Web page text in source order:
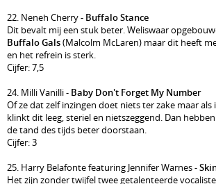
22. Neneh Cherry - Buffalo Stance
Dit bevalt mij een stuk beter. Weliswaar
Buffalo Gals(Malcolm McLaren) maar dit heeft
en het refrein is sterk.
Cijfer: 7,5
24. Milli Vanilli - Baby Don't Forget My Number
Of ze dat zelf inzingen doet niets ter zake maar
klinkt dit leeg, steriel en nietszeggend. Dan
de tand des tijds beter doorstaan.
Cijfer: 3
25. Harry Belafonte featuring Jennifer Warnes -
Het zijn zonder twijfel twee getalenteerde